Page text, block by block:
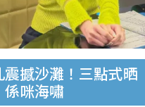
撼沙灘！三點式晒
係咪海嘯